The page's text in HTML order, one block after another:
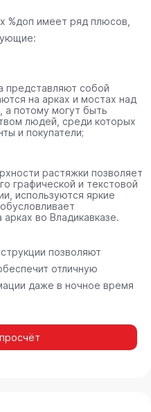
%доп имеет ряд плюсов,
представляют собой
на арках и мостах над
а потому могут быть
людей, среди которых
и покупатели;
растяжки позволяет
графической и текстовой
используются яркие
во Владикавказе.
позволяют
отличную
даже в ночное время